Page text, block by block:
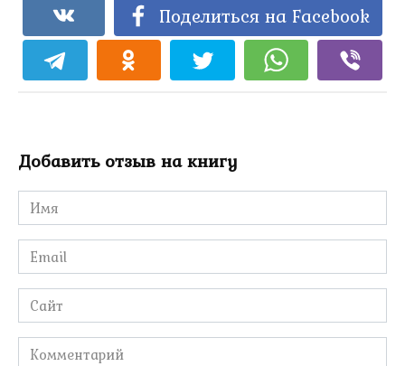
Поделиться на Facebook
Добавить отзыв на книгу
Имя
*
Email
*
Сайт
Комментарий